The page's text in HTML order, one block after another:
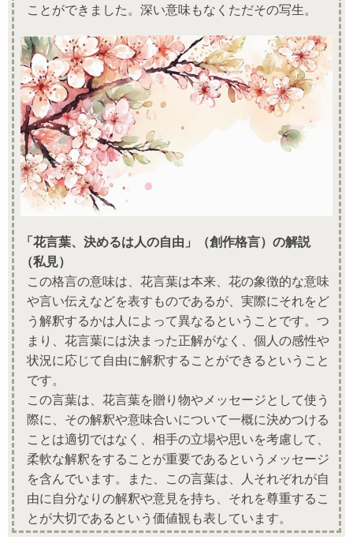
ことができました。深い意味もなくただその写生。
「花言葉、決めるは人の自由」（創作格言）の解説
（私見）
この格言の意味は、花言葉は本来、花の象徴的な意味
や言い伝えなどを表すものであるが、実際にそれをど
う解釈するかは人によって異なるということです。つ
まり、花言葉には決まった正解がなく、個人の感性や
状況に応じて自由に解釈することができるということ
です。
この言葉は、花言葉を贈り物やメッセージとして使う
際に、その解釈や意味合いについて一概に決めつける
ことは適切ではなく、相手の立場や思いを考慮して、
柔軟な解釈をすることが重要であるというメッセージ
を含んでいます。また、この言葉は、人それぞれが自
由に自分なりの解釈や意見を持ち、それを尊重するこ
とが大切であるという価値観も表しています。